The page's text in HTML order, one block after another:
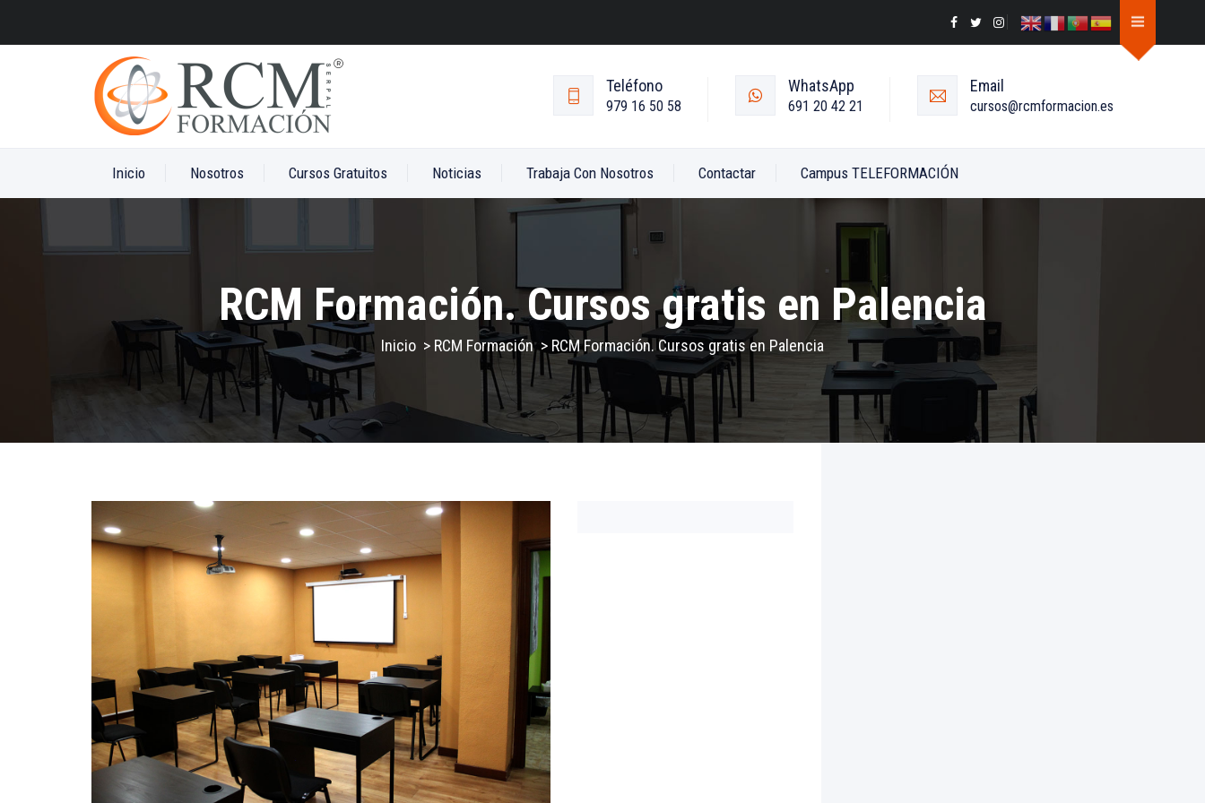
Teléfono
979 16 50 58
WhatsApp
691 20 42 21
Email
cursos@rcmformacion.es
Inicio Nosotros Cursos Gratuitos Noticias Trabaja Con Nosotros Contactar Campus TELEFORMACIÓN
RCM Formación. Cursos gratis en Palencia
Inicio > RCM Formación> RCM Formación. Cursos gratis en Palencia